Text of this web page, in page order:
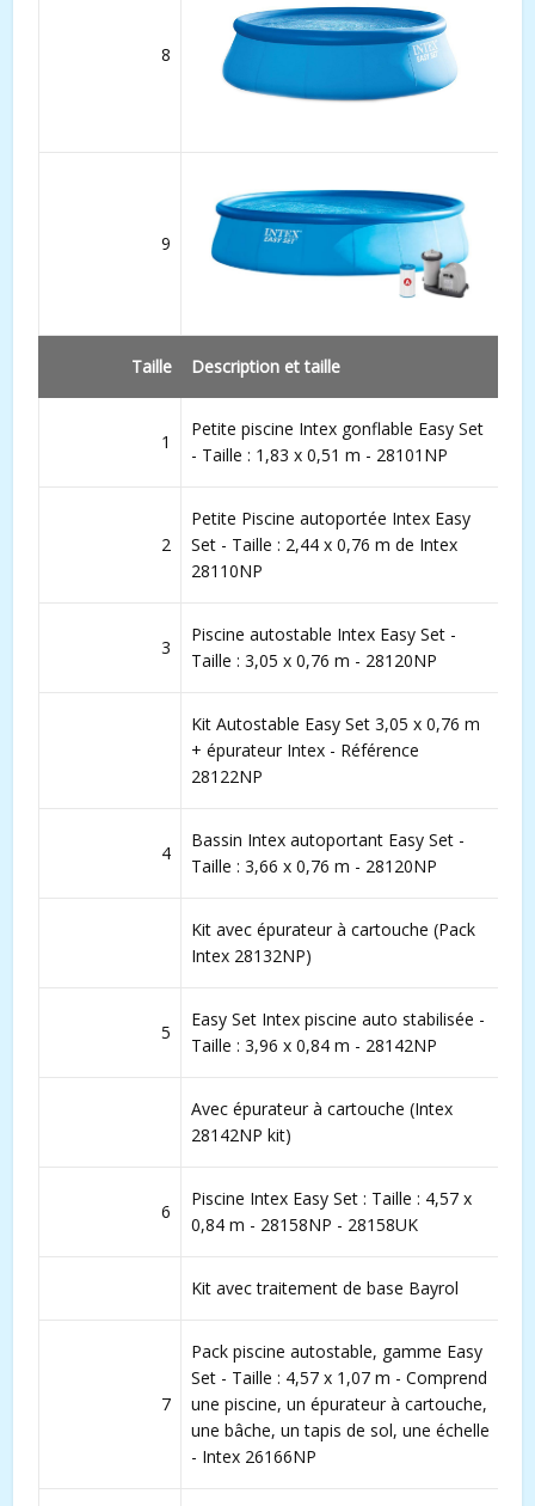
8
9
Taille Description et taille
1
Petite piscine Intex gonflable Easy Set
- Taille : 1,83 x 0,51 m - 28101NP
2
Petite Piscine autoportée Intex Easy
Set - Taille : 2,44 x 0,76 m de Intex
28110NP
3
Piscine autostable Intex Easy Set -
Taille : 3,05 x 0,76 m - 28120NP
Kit Autostable Easy Set 3,05 x 0,76 m
+ épurateur Intex - Référence
28122NP
4
Bassin Intex autoportant Easy Set -
Taille : 3,66 x 0,76 m - 28120NP
Kit avec épurateur à cartouche (Pack
Intex 28132NP)
5
Easy Set Intex piscine auto stabilisée -
Taille : 3,96 x 0,84 m - 28142NP
Avec épurateur à cartouche (Intex
28142NP kit)
6
Piscine Intex Easy Set : Taille : 4,57 x
0,84 m - 28158NP - 28158UK
Kit avec traitement de base Bayrol
7
Pack piscine autostable, gamme Easy
Set - Taille : 4,57 x 1,07 m - Comprend
une piscine, un épurateur à cartouche,
une bâche, un tapis de sol, une échelle
- Intex 26166NP